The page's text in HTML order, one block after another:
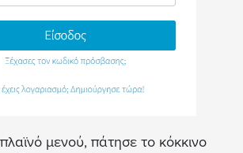
μενού, πάτησε το κόκκινο